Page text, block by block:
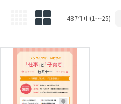
487件中(1～25)